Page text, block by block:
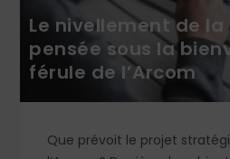
de la
sous la bienveillante
l’Arcom
le projet stratégique 2026-